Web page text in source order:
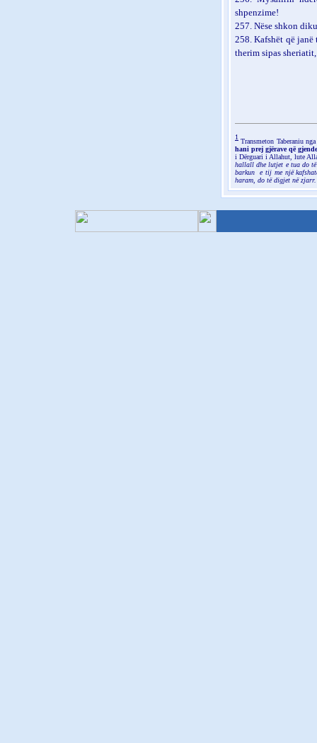
shpenzime!
257. Nëse shkon
258. Kafshët që
therim sipas
1 Transmeton Taberaniu
hani prej gjërave që
i Dërguari i Allahut, lute
hallall dhe lutjet e tua do
barkun e tij me një
haram, do të digjet në